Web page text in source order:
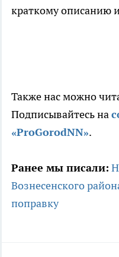
краткому описанию
Также нас можно
Подписывайтесь на
«ProGorodNN».
Ранее мы писали:
Вознесенского
поправку